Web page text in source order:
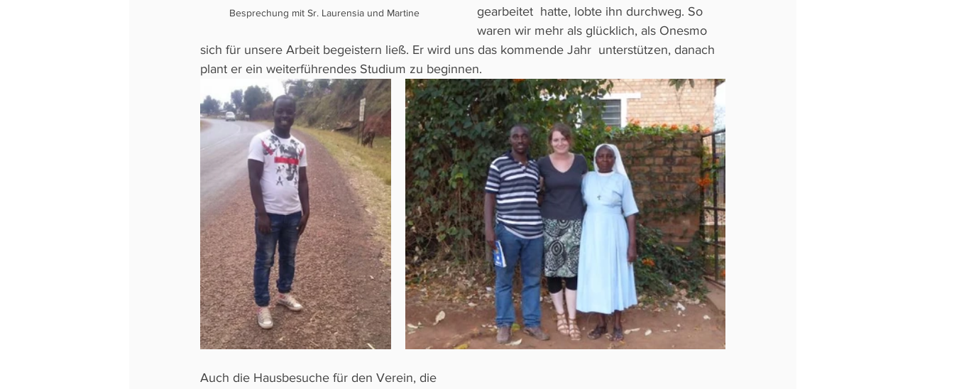
Besprechung mit Sr. Laurensia und Martine
gearbeitet  hatte, lobte ihn durchweg. So
waren wir mehr als glücklich, als Onesmo
sich für unsere Arbeit begeistern ließ. Er wird uns das kommende Jahr  unterstützen, danach
plant er ein weiterführendes Studium zu beginnen.
Auch die Hausbesuche für den Verein, die